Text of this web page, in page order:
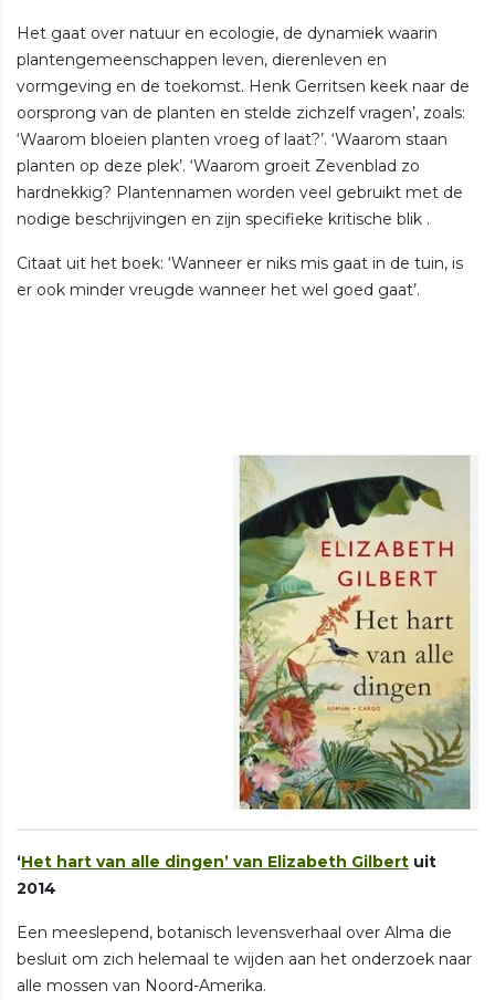
Het gaat over natuur en ecologie, de dynamiek waarin
plantengemeenschappen leven, dierenleven en
vormgeving en de toekomst. Henk Gerritsen keek naar de
oorsprong van de planten en stelde zichzelf vragen’, zoals:
‘Waarom bloeien planten vroeg of laat?’. ‘Waarom staan
planten op deze plek’. ‘Waarom groeit Zevenblad zo
hardnekkig? Plantennamen worden veel gebruikt met de
nodige beschrijvingen en zijn specifieke kritische blik .
Citaat uit het boek: ‘Wanneer er niks mis gaat in de tuin, is
er ook minder vreugde wanneer het wel goed gaat’.
‘Het hart van alle dingen’ van Elizabeth Gilbert uit
2014
Een meeslepend, botanisch levensverhaal over Alma die
besluit om zich helemaal te wijden aan het onderzoek naar
alle mossen van Noord-Amerika.